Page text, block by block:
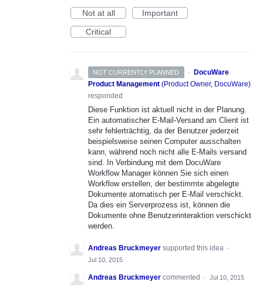
Not at all
Important
Critical
NOT CURRENTLY PLANNED ·
DocuWare
Product Management (Product Owner, DocuWare)
responded
Diese Funktion ist aktuell nicht in der Planung.
Ein automatischer E-Mail-Versand am Client ist
sehr fehlerträchtig, da der Benutzer jederzeit
beispielsweise seinen Computer ausschalten
kann, während noch nicht alle E-Mails versand
sind. In Verbindung mit dem DocuWare
Workflow Manager können Sie sich einen
Workflow erstellen, der bestimmte abgelegte
Dokumente atomatisch per E-Mail verschickt.
Da dies ein Serverprozess ist, können die
Dokumente ohne Benutzerinteraktion verschickt
werden.
Andreas Bruckmeyer supported this idea ·
Jul 10, 2015
Andreas Bruckmeyer commented · Jul 10, 2015